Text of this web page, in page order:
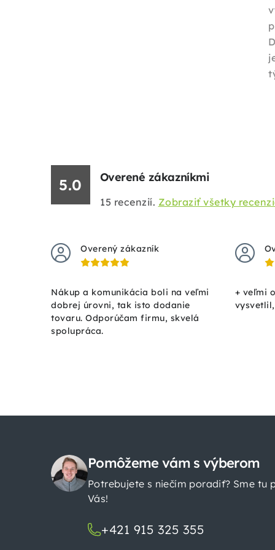
5.0 Overené zákazníkmi
15 recenzií. Zobraziť všetky
Overený zákazník
Nákup a komunikácia boli na veľmi
dobrej úrovni, tak isto dodanie
tovaru. Odporúčam firmu, skvelá
spolupráca.
+ veľmi
Pomôžeme vám s výberom
Potrebujete s niečím poradiť? Sme tu
Vás!
+421 915 325 355